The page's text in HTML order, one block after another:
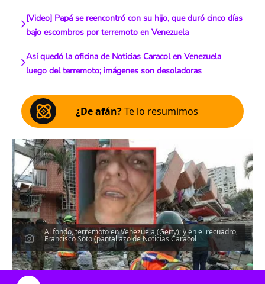
[Video] Papá se reencontró con su hijo, que duró cinco días
bajo escombros por terremoto en Venezuela
Así quedó la oficina de Noticias Caracol en Venezuela
luego del terremoto; imágenes son desoladoras
¿De afán?Te lo resumimos
Al fondo, terremoto en Venezuela (Getty); y en el recuadro,
Francisco Soto (pantallazo de Noticias Caracol
Escucha el artículo